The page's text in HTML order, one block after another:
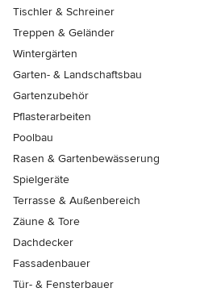
Tischler & Schreiner
Treppen & Geländer
Wintergärten
Garten- & Landschaftsbau
Gartenzubehör
Pflasterarbeiten
Poolbau
Rasen & Gartenbewässerung
Spielgeräte
Terrasse & Außenbereich
Zäune & Tore
Dachdecker
Fassadenbauer
Tür- & Fensterbauer